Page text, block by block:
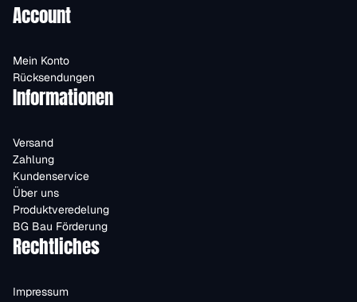
Account
Mein Konto
Rücksendungen
Informationen
Versand
Zahlung
Kundenservice
Über uns
Produktveredelung
BG Bau Förderung
Rechtliches
Impressum